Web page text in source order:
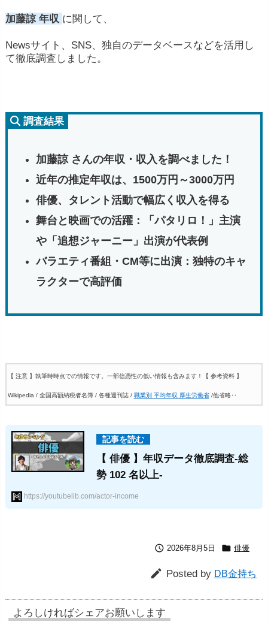
加藤諒 年収 に関して、
Newsサイト、SNS、独自のデータベースなどを活用し
て徹底調査しました。
調査結果
加藤諒 さんの年収・収入を調べました！
近年の推定年収は、1500万円～3000万円
俳優、タレント活動で幅広く収入を得る
舞台と映画での活躍：「パタリロ！」主演
や「追想ジャーニー」出演が代表例
バラエティ番組・CM等に出演：独特のキャ
ラクターで高評価
【 注意 】執筆時時点での情報です。一部信憑性の低い情報も含みます！ 【 参考資料 】
Wikipedia / 全国高額納税者名簿 / 各種週刊誌 / 職業別 平均年収 厚生労働省/他省略‥
【 俳優 】年収データ徹底調査-総
勢 102 名以上-
https://youtubelib.com/actor-income
 2026年8月5日  俳優
 Posted by DB金持ち
よろしければシェアお願いします